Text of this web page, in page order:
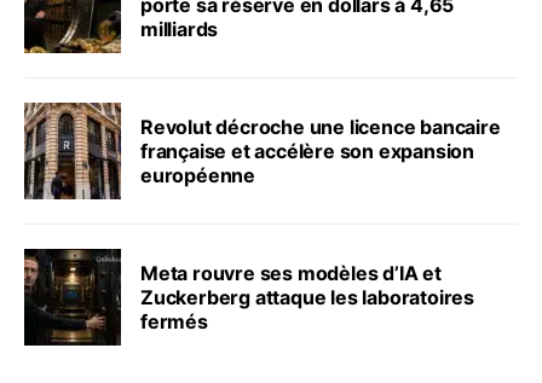
porte sa réserve en dollars à 4,65
milliards
Revolut décroche une licence bancaire
française et accélère son expansion
européenne
Meta rouvre ses modèles d’IA et
Zuckerberg attaque les laboratoires
fermés